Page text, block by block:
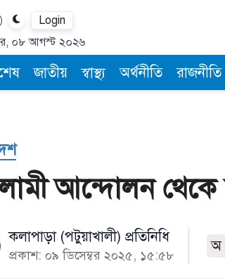
Login
০৮ আগস্ট ২০২৬
জাতীয় স্বাস্থ্য অর্থনীতি রাজনীতি
আন্দোলন থেকে
কলাপাড়া (পটুয়াখালী) প্রতিনিধি
প্রকাশ: ০৯ ডিসেম্বর ২০২৫, ১৫:৫৮
অ